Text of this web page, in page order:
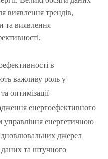
виявлення трендів,
та виявлення
в
важливу роль у
оптимізації
енергоефективного
управління енергетичною
джерел
даних та штучного